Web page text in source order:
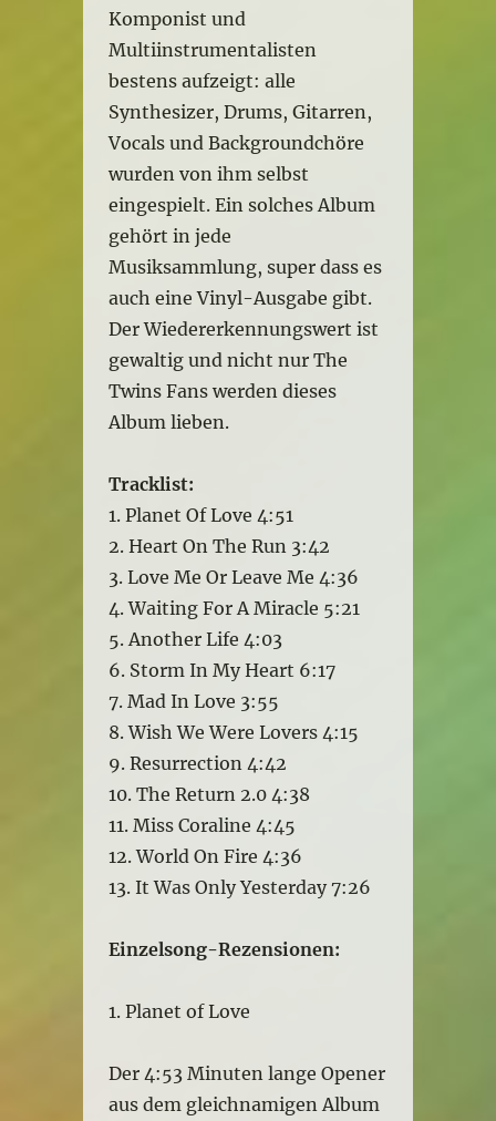
Komponist und
Multiinstrumentalisten
bestens aufzeigt: alle
Synthesizer, Drums, Gitarren,
Vocals und Backgroundchöre
wurden von ihm selbst
eingespielt. Ein solches Album
gehört in jede
Musiksammlung, super dass es
auch eine Vinyl-Ausgabe gibt.
Der Wiedererkennungswert ist
gewaltig und nicht nur The
Twins Fans werden dieses
Album lieben.
Tracklist:
1. Planet Of Love 4:51
2. Heart On The Run 3:42
3. Love Me Or Leave Me 4:36
4. Waiting For A Miracle 5:21
5. Another Life 4:03
6. Storm In My Heart 6:17
7. Mad In Love 3:55
8. Wish We Were Lovers 4:15
9. Resurrection 4:42
10. The Return 2.0 4:38
11. Miss Coraline 4:45
12. World On Fire 4:36
13. It Was Only Yesterday 7:26
Einzelsong-Rezensionen:
1. Planet of Love
Der 4:53 Minuten lange Opener
aus dem gleichnamigen Album